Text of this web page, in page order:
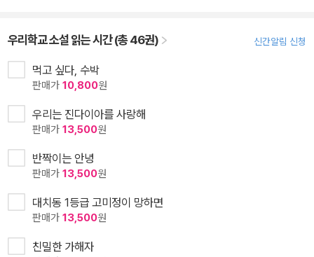
우리학교 소설 읽는 시간 (총 46권) 신간알림 신청
먹고 싶다, 수박
판매가 10,800원
우리는 진다이아를 사랑해
판매가 13,500원
반짝이는 안녕
판매가 13,500원
대치동 1등급 고미정이 망하면
판매가 13,500원
친밀한 가해자